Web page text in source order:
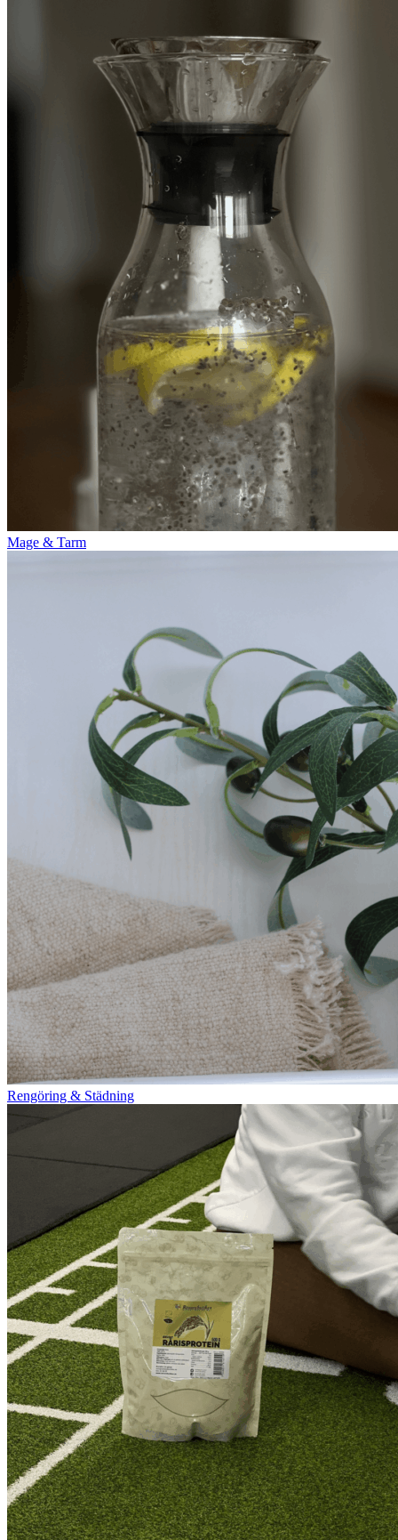
Mage & Tarm
Rengöring & Städning